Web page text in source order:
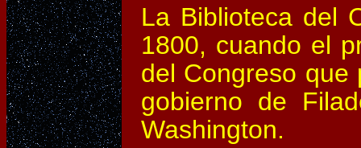
La Biblioteca del
1800, cuando el
del Congreso que
gobierno de
Washington.